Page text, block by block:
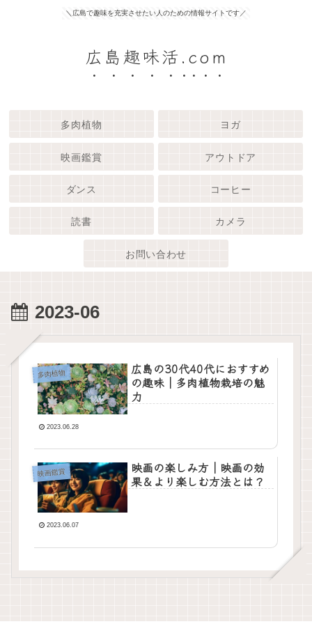
＼広島で趣味を充実させたい人のための情報サイトです／
広島趣味活.com
多肉植物 ヨガ
映画鑑賞 アウトドア
ダンス コーヒー
読書 カメラ
お問い合わせ
2023-06
多肉植物
広島の30代40代におすすめ
の趣味｜多肉植物栽培の魅
力
2023.06.28
映画鑑賞
映画の楽しみ方｜映画の効
果＆より楽しむ方法とは？
2023.06.07